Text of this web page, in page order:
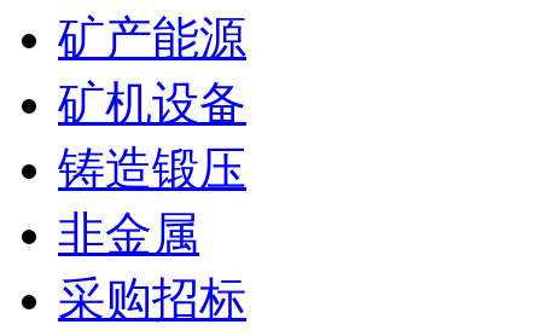
矿产能源
矿机设备
铸造锻压
非金属
采购招标